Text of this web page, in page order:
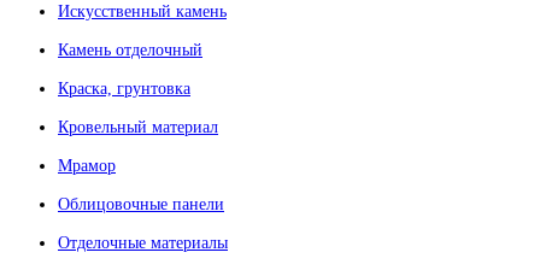
Искусственный камень
Камень отделочный
Краска, грунтовка
Кровельный материал
Мрамор
Облицовочные панели
Отделочные материалы